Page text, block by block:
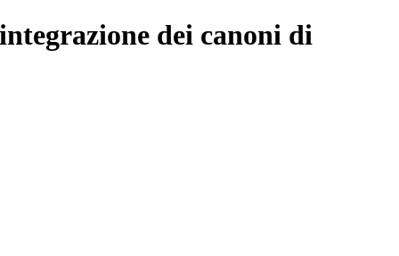
dei canoni di